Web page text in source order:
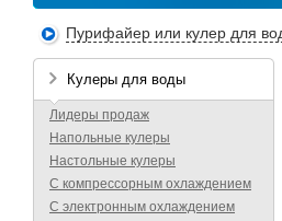
Пурифайер или кулер для
Кулеры для воды
Лидеры продаж
Напольные кулеры
Настольные кулеры
С компрессорным охлаждением
С электронным охлаждением